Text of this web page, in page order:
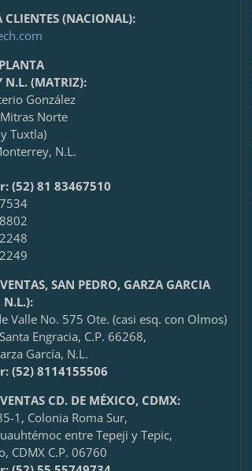
CLIENTES (NACIONAL):
N.L. (MATRIZ):
González
Norte
Tuxtla)
N.L.
(52) 81 83467510
SAN PEDRO, GARZA GARCIA
Valle No. 575 Ote. (casi esq. con Olmos)
Engracia, C.P. 66268,
García, N.L.
(52) 8114155506
CD. DE MÉXICO, CDMX:
1, Colonia Roma Sur,
entre Tepeji y Tepic,
CDMX C.P. 06760